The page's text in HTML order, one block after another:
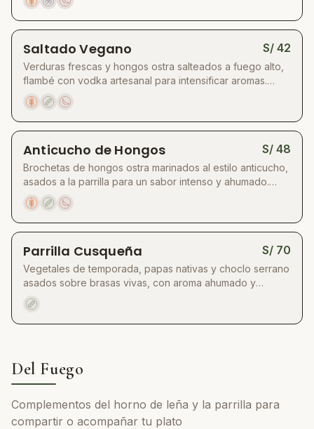
Bañado en salsa demi-glace reducida con vino tinto y
hierbas, equilibrado con sarsa criolla fresca y
auténticos en perfecta armonía
Saltado Vegano S/ 42
Verduras frescas y hongos ostra salteados a fuego alto,
flambé con vodka artesanal para intensificar aromas.
Acompañado de papas al horno crocantes, arroz blanco
y kimchi vegano casero que aporta un toque ácido y
picante. Un plato lleno de sabor y contrastes de texturas
Anticucho de Hongos S/ 48
Brochetas de hongos ostra marinados al estilo anticucho,
asados a la parrilla para un sabor intenso y ahumado.
Acompañadas de papas doradas, choclo a la parrilla y
una selección de salsas artesanales: anticuchera vegana,
chimichurri, mayonesa de ajo y barbacoa.
Parrilla Cusqueña S/ 70
Vegetales de temporada, papas nativas y choclo serrano
asados sobre brasas vivas, con aroma ahumado y
dulzura natural. Incluye rocoto relleno, palta grillada y
brochetas de hongos ostra marinados al estilo artesanal.
Del Fuego
Complementos del horno de leña y la parrilla para
compartir o acompañar tu plato